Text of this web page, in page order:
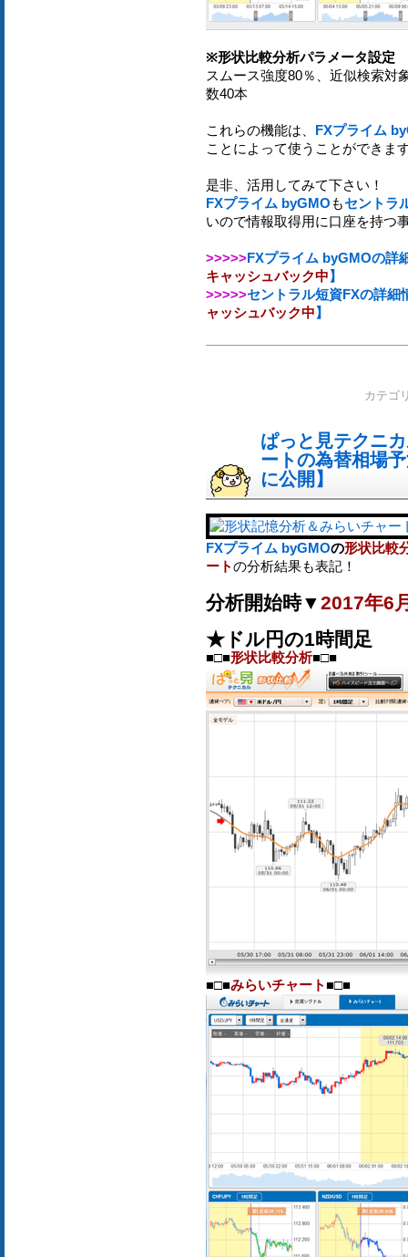
※形状比較分析パラメータ設定
スムース強度80％、近似検索対
数40本
これらの機能は、 FXプライム
ことによって使うことができま
是非、活用してみて下さい！
FXプライム byGMOもセントラ
いので情報取得用に口座を持つ
>>>>>FXプライム byGMOの詳
キャッシュバック中】
>>>>>セントラル短資FXの詳細
ャッシュバック中】
カテゴ
ぱっと見テクニ
ートの為替相場
に公開】
FXプライム byGMOの形状比較
ートの分析結果も表記！
分析開始時▼2017年6
★ドル円の1時間足
■□■形状比較分析■□■
■□■みらいチャート■□■